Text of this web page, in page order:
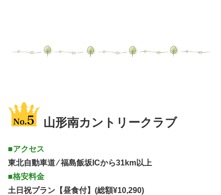
山形南カントリークラブ
■アクセス
東北自動車道 ⁄ 福島飯坂ICから31km以上
■格安料金
土日祝プラン【昼食付】(総額¥10,290)